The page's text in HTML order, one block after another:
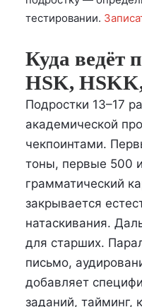
тестировании.
Куда ведёт
HSK,
Подростки 13–17
академической
чекпоинтами.
тоны, первые 500
грамматический
закрывается
натаскивания.
для старших.
письмо,
добавляет
заданий, тайминг,